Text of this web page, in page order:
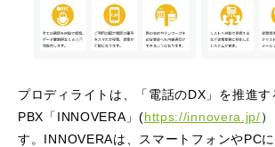
プロディライトは、「電話のDX」を推進す
PBX「INNOVERA」(https://innovera.jp/
す。INNOVERAは、スマートフォンやPC